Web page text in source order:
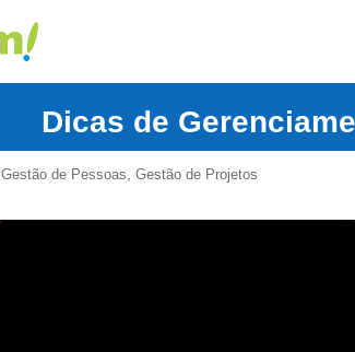
Dicas de
Gestão de Pessoas Gestão de Projetos